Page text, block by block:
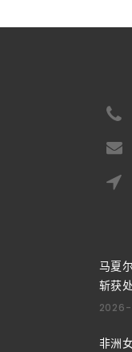
马夏
斩获
非洲